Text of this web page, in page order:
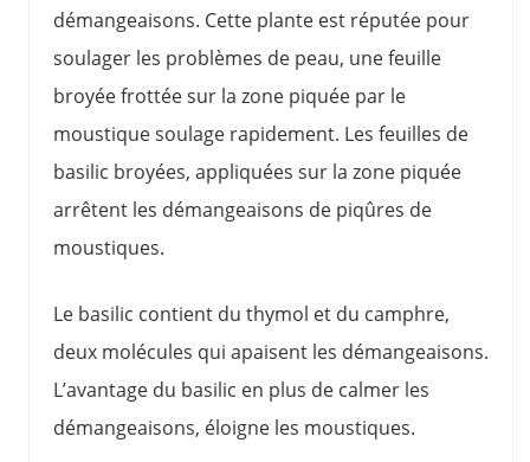
démangeaisons. Cette plante est réputée pour
soulager les problèmes de peau, une feuille
broyée frottée sur la zone piquée par le
moustique soulage rapidement. Les feuilles de
basilic broyées, appliquées sur la zone piquée
arrêtent les démangeaisons de piqûres de
moustiques.
Le basilic contient du thymol et du camphre,
deux molécules qui apaisent les démangeaisons.
L’avantage du basilic en plus de calmer les
démangeaisons, éloigne les moustiques.